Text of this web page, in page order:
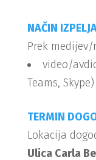
NAČIN
Prek
video/
Teams, Skype)
TERMIN
Lokacija
Ulica Carla